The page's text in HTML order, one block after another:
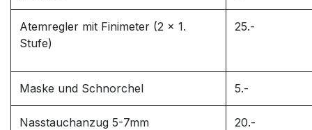
Atemregler mit Finimeter (2 x 1.
Stufe)
25.-
Maske und Schnorchel 5.-
Nasstauchanzug 5-7mm 20.-